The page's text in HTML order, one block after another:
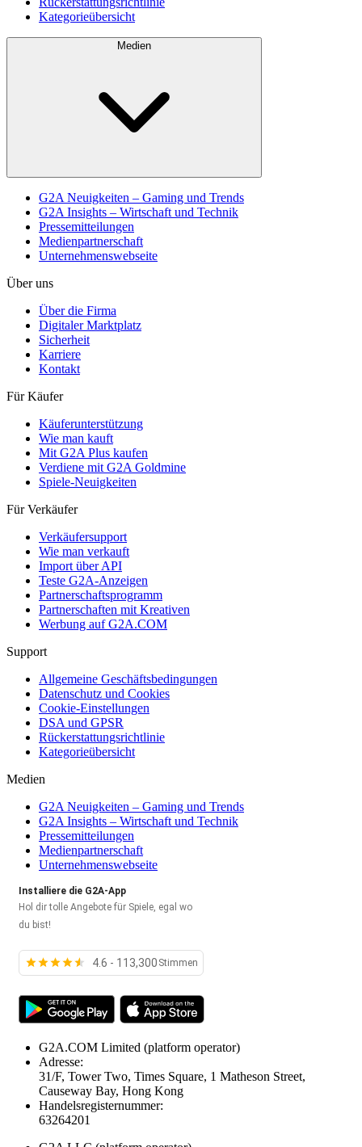
Kategorieübersicht
Medien
G2A Neuigkeiten – Gaming und Trends
G2A Insights – Wirtschaft und Technik
Pressemitteilungen
Medienpartnerschaft
Unternehmenswebseite
Über uns
Über die Firma
Digitaler Marktplatz
Sicherheit
Karriere
Kontakt
Für Käufer
Käuferunterstützung
Wie man kauft
Mit G2A Plus kaufen
Verdiene mit G2A Goldmine
Spiele-Neuigkeiten
Für Verkäufer
Verkäufersupport
Wie man verkauft
Import über API
Teste G2A-Anzeigen
Partnerschaftsprogramm
Partnerschaften mit Kreativen
Werbung auf G2A.COM
Support
Allgemeine Geschäftsbedingungen
Datenschutz und Cookies
Cookie-Einstellungen
DSA und GPSR
Rückerstattungsrichtlinie
Kategorieübersicht
Medien
G2A Neuigkeiten – Gaming und Trends
G2A Insights – Wirtschaft und Technik
Pressemitteilungen
Medienpartnerschaft
Unternehmenswebseite
Installiere die G2A-App
Hol dir tolle Angebote für Spiele, egal wo
du bist!
4.6 - 113,300 Stimmen
G2A.COM Limited (platform operator)
Adresse:
31/F, Tower Two, Times Square, 1 Matheson Street,
Causeway Bay, Hong Kong
Handelsregisternummer:
63264201